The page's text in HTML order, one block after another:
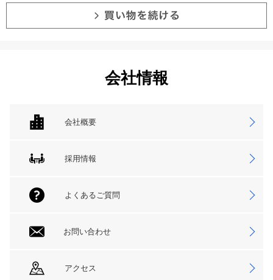
会社情報
会社概要
採用情報
よくあるご質問
お問い合わせ
アクセス